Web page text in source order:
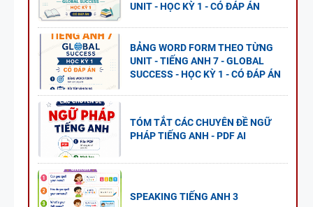
UNIT - HỌC KỲ 1 - CÓ ĐÁP ÁN
BẢNG WORD FORM THEO TỪNG
UNIT - TIẾNG ANH 7 - GLOBAL
SUCCESS - HỌC KỲ 1 - CÓ ĐÁP ÁN
TÓM TẮT CÁC CHUYÊN ĐỀ NGỮ
PHÁP TIẾNG ANH - PDF AI
SPEAKING TIẾNG ANH 3